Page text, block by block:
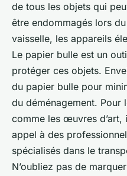
de tous les objets qui
être endommagés lors
vaisselle, les appareils
Le papier bulle est un
protéger ces objets.
du papier bulle pour
du déménagement. Pour
comme les œuvres
appel à des
spécialisés dans le
N’oubliez pas de